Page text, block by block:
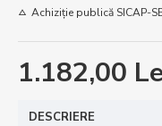
1.182,00
Achiziție publică SICAP-
DESCRIERE